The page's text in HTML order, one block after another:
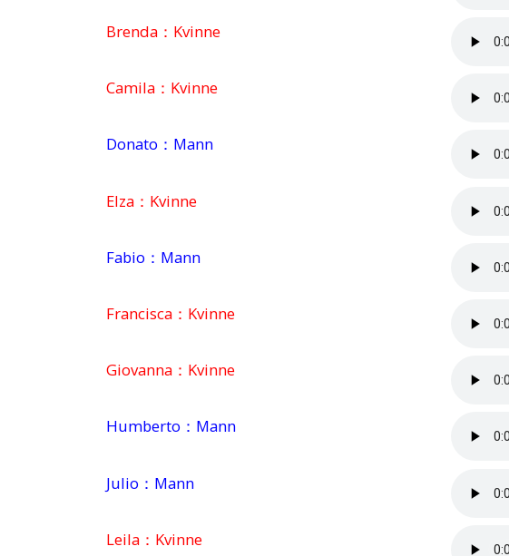
Brenda：Kvinne
Camila：Kvinne
Donato：Mann
Elza：Kvinne
Fabio：Mann
Francisca：Kvinne
Giovanna：Kvinne
Humberto：Mann
Julio：Mann
Leila：Kvinne